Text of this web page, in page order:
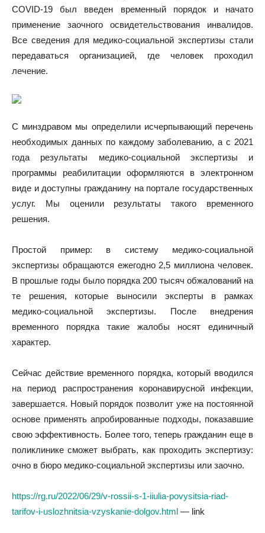
COVID-19 был введен временный порядок и начато
применение заочного освидетельствования инвалидов.
Все сведения для медико-социальной экспертизы стали
передаваться организацией, где человек проходил
лечение.
С минздравом мы определили исчерпывающий перечень
необходимых данных по каждому заболеванию, а с 2021
года результаты медико-социальной экспертизы и
программы реабилитации оформляются в электронном
виде и доступны гражданину на портале государственных
услуг. Мы оценили результаты такого временного
решения.
Простой пример: в систему медико-социальной
экспертизы обращаются ежегодно 2,5 миллиона человек.
В прошлые годы было порядка 200 тысяч обжалований на
те решения, которые выносили эксперты в рамках
медико-социальной экспертизы. После внедрения
временного порядка такие жалобы носят единичный
характер.
Сейчас действие временного порядка, который вводился
на период распространения коронавирусной инфекции,
завершается. Новый порядок позволит уже на постоянной
основе применять апробированные подходы, показавшие
свою эффективность. Более того, теперь гражданин еще в
поликлинике сможет выбрать, как проходить экспертизу:
очно в бюро медико-социальной экспертизы или заочно.
https://rg.ru/2022/06/29/v-rossii-s-1-iiulia-povysitsia-riad-
tarifov-i-uslozhnitsia-vzyskanie-dolgov.html — link